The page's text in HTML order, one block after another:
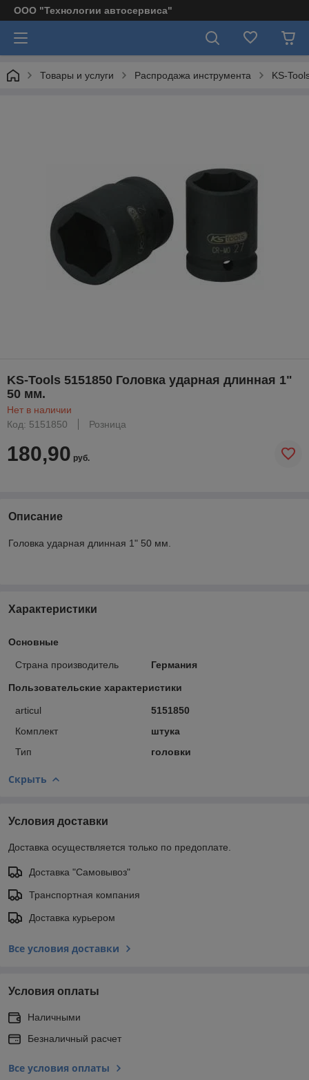
ООО "Технологии автосервиса"
Товары и услуги Распродажа инструмента KS-
KS-Tools 5151850 Головка ударная длинная 1"
50 мм.
Нет в наличии
Код: 5151850
Розница
180,90 руб.
Описание
Головка ударная длинная 1" 50 мм.
Характеристики
Основные
Страна производитель Германия
Пользовательские характеристики
articul
5151850
Комплект
штука
Тип
головки
Скрыть
Условия доставки
Доставка осуществляется только по предоплате.
Доставка "Самовывоз"
Транспортная компания
Доставка курьером
Все условия доставки
Условия оплаты
Наличными
Безналичный расчет
Все условия оплаты